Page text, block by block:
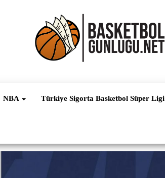
Haber
Süper Lig ve
Dünya
NBA Türkiye Sigorta Basketbol Süper Ligi